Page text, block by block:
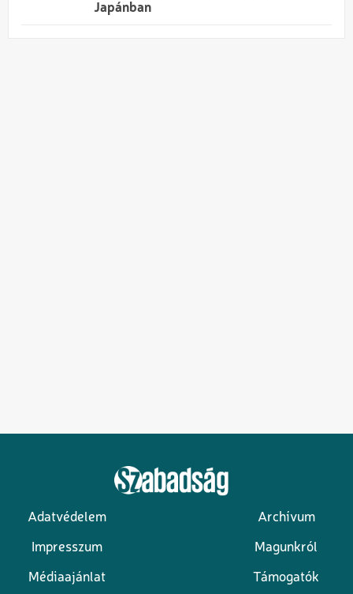
Japánban
Lábléc
Adatvédelem Archívum
Impresszum Magunkról
Médiaajánlat Támogatók